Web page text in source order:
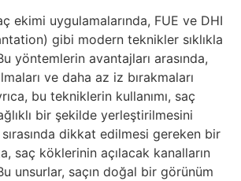
ekimi uygulamalarında, FUE ve DHI
gibi modern teknikler sıklıkla
yöntemlerin avantajları arasında,
ve daha az iz bırakmaları
bu tekniklerin kullanımı, saç
bir şekilde yerleştirilmesini
dikkat edilmesi gereken bir
saç köklerinin açılacak kanalların
unsurlar, saçın doğal bir görünüm